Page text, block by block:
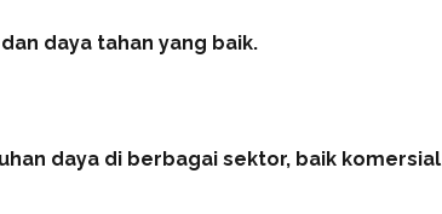
daya tahan yang baik.
daya di berbagai sektor, baik komersial